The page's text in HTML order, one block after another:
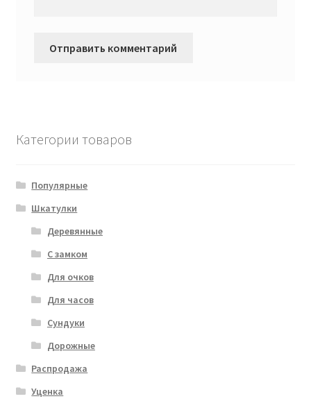
Категории товаров
Популярные
Шкатулки
Деревянные
С замком
Для очков
Для часов
Сундуки
Дорожные
Распродажа
Уценка